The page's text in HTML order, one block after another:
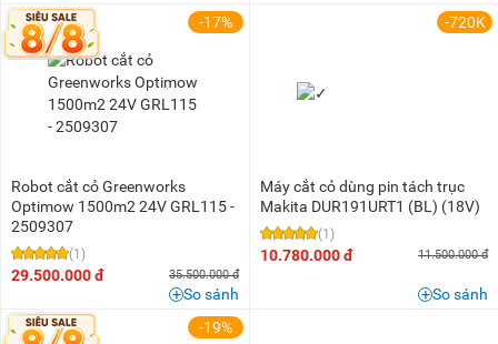
-17%
Robot cắt cỏ Greenworks
Optimow 1500m2 24V GRL115 -
2509307
(1)
29.500.000 đ 35.500.000 đ
So sánh
-720K
Máy cắt cỏ dùng pin tách trục
Makita DUR191URT1 (BL) (18V)
(1)
10.780.000 đ 11.500.000 đ
So sánh
-19%